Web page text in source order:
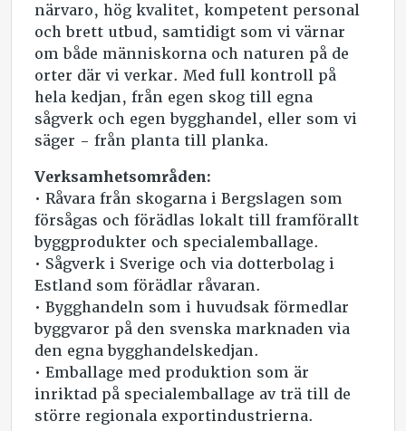
närvaro, hög kvalitet, kompetent personal
och brett utbud, samtidigt som vi värnar
om både människorna och naturen på de
orter där vi verkar. Med full kontroll på
hela kedjan, från egen skog till egna
sågverk och egen bygghandel, eller som vi
säger - från planta till planka.
Verksamhetsområden:
• Råvara från skogarna i Bergslagen som
försågas och förädlas lokalt till framförallt
byggprodukter och specialemballage.
• Sågverk i Sverige och via dotterbolag i
Estland som förädlar råvaran.
• Bygghandeln som i huvudsak förmedlar
byggvaror på den svenska marknaden via
den egna bygghandelskedjan.
• Emballage med produktion som är
inriktad på specialemballage av trä till de
större regionala exportindustrierna.